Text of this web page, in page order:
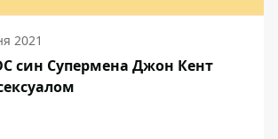
2021
син Супермена Джон Кент